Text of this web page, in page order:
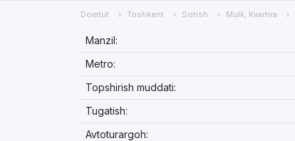
Domtut Toshkent Sotish Mulk, Kvartira
Manzil:
Metro:
Topshirish muddati:
Tugatish:
Avtoturargoh: